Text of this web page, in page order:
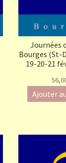
Journées
Bourges (St-
19-20-21
Ajouter